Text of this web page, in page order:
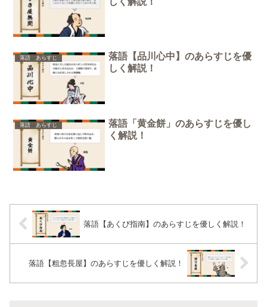
落語 あらすじ
落語【品川心中】のあらすじを優
しく解説！
落語 あらすじ
落語「黄金餅」のあらすじを優し
く解説！
落語【あくび指南】のあらすじを優しく解説！
落語【粗忽長屋】のあらすじを優しく解説！